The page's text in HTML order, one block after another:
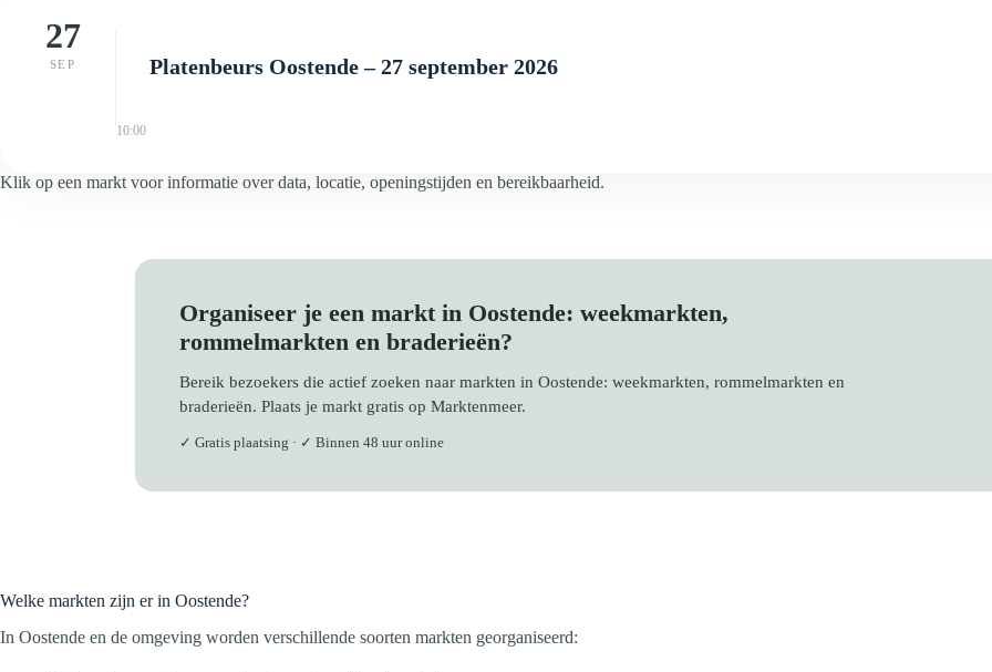
27
SEP Platenbeurs Oostende – 27 september 2026
10:00
Klik op een markt voor informatie over data, locatie, openingstijden en bereikbaarheid.
Organiseer je een markt in Oostende: weekmarkten,
rommelmarkten en braderieën?
Bereik bezoekers die actief zoeken naar markten in Oostende: weekmarkten, rommelmarkten en
braderieën. Plaats je markt gratis op Marktenmeer.
✓ Gratis plaatsing · ✓ Binnen 48 uur online
Welke markten zijn er in Oostende?
In Oostende en de omgeving worden verschillende soorten markten georganiseerd: